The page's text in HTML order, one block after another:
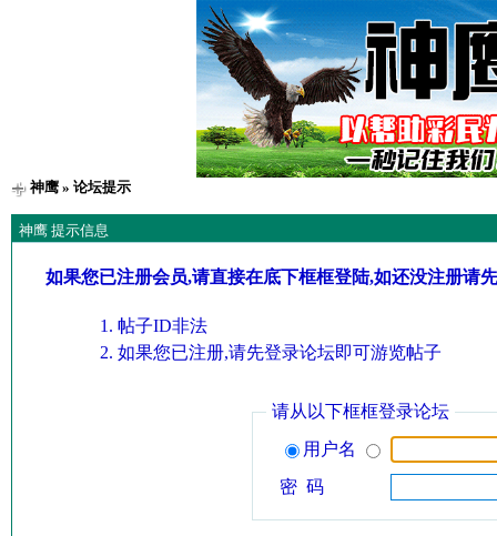
神鹰» 论坛提示
神鹰 提示信息
如果您已注册会员,请直接在底下框框登陆,如还没注册请
帖子ID非法
如果您已注册,请先登录论坛即可游览帖子
请从以下框框登录论坛
用户名
密 码